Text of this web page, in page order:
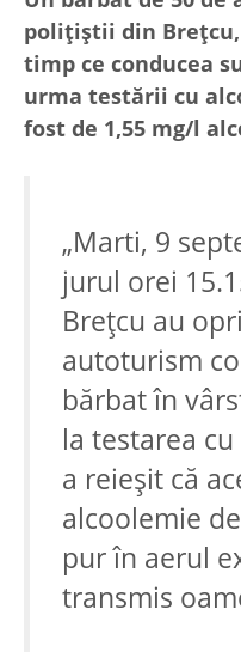
polițiștii din
timp ce conducea
urma testării cu
fost de 1,55 mg/l
„Marti, 9
jurul orei
Brețcu au
autoturism
bărbat în
la testarea
a reieșit că
alcoolemie
pur în aerul
transmis